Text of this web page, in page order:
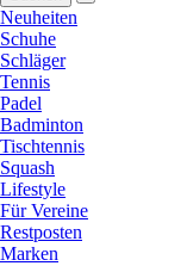
Neuheiten
Schuhe
Schläger
Tennis
Padel
Badminton
Tischtennis
Squash
Lifestyle
Für Vereine
Restposten
Marken